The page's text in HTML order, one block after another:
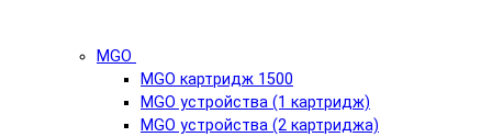
MGO
MGO картридж 1500
MGO устройства (1 картридж)
MGO устройства (2 картриджа)